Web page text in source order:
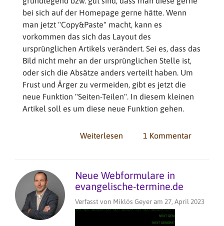
bei sich auf der Homepage gerne hätte. Wenn
man jetzt "Copy&Paste" macht, kann es
vorkommen das sich das Layout des
ursprünglichen Artikels verändert. Sei es, dass das
Bild nicht mehr an der ursprünglichen Stelle ist,
oder sich die Absätze anders verteilt haben. Um
Frust und Ärger zu vermeiden, gibt es jetzt die
neue Funktion "Seiten-Teilen". In diesem kleinen
Artikel soll es um diese neue Funktion gehen.
Weiterlesen
Seiten
teilen
der
Musterwebsite
1 Kommentar
Neue Webformulare in
evangelische-termine.de
Verfasst von Miklós Geyeram 27, April 2023